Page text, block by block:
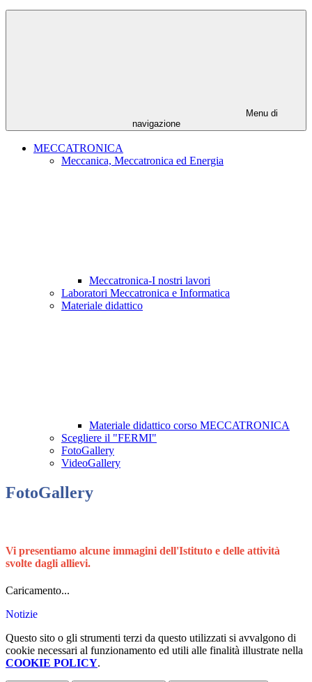
Menu di
navigazione
MECCATRONICA
Meccanica, Meccatronica ed Energia
Meccatronica-I nostri lavori
Laboratori Meccatronica e Informatica
Materiale didattico
Materiale didattico corso MECCATRONICA
Scegliere il "FERMI"
FotoGallery
VideoGallery
FotoGallery
Vi presentiamo alcune immagini dell'Istituto e delle attività
svolte dagli allievi.
Caricamento...
Notizie
Questo sito o gli strumenti terzi da questo utilizzati si avvalgono di
cookie necessari al funzionamento ed utili alle finalità illustrate nella
COOKIE POLICY.